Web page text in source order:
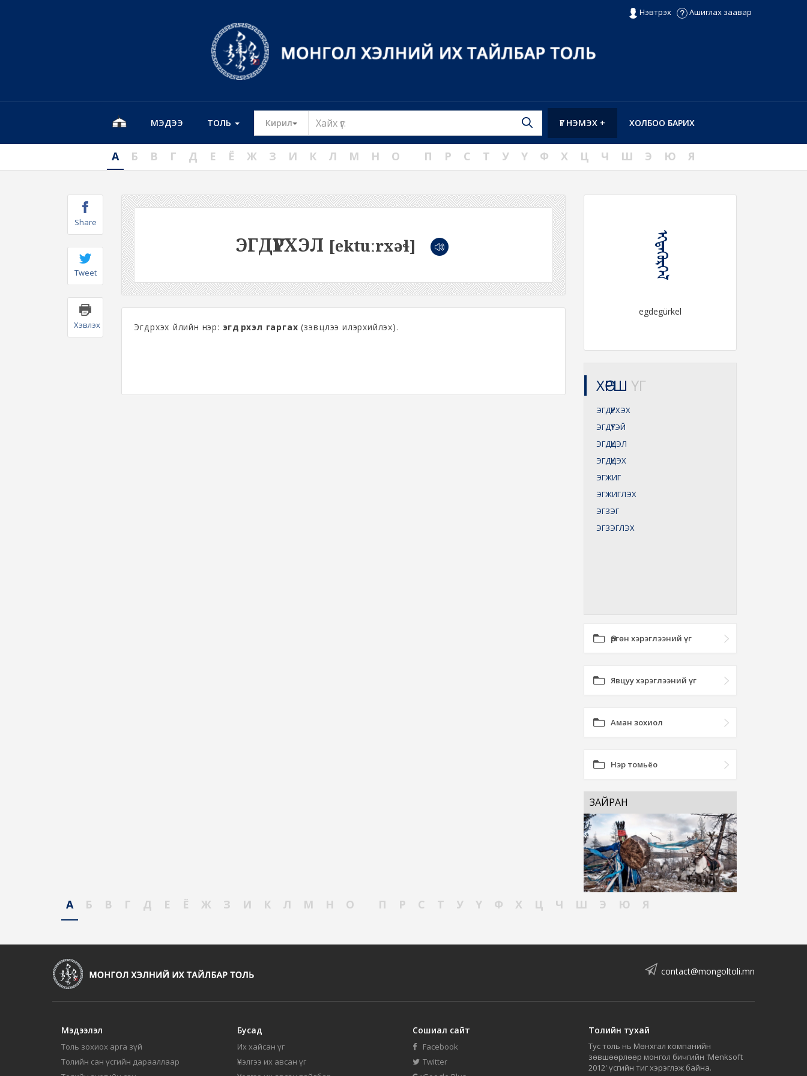
Нэвтрэх Ашиглах заавар
МЭДЭЭ ТОЛЬ Кирил Toggle Dropdown ХОЛБОО БАРИХ
ҮГ НЭМЭХ +
А Б В Г Д Е Ё Ж З И К Л М Н О П Р С Т У Ү Ф Х Ц Ч Ш Э Ю Я
Share
Tweet
Хэвлэх
ЭГДҮҮРХЭЛ [ektuːrxəɬ]
Эгдүүрхэх үйлийн нэр: эгдүүрхэл гаргах (зэвүүцлээ илэрхийлэх).
ᠡᠭᠳᠡᠭᠦᠷᠬᠡᠯ
egdegürkel
ХӨРШ ҮГ
ЭГДҮҮРХЭХ
ЭГДҮҮТЭЙ
ЭГДҮҮЦЭЛ
ЭГДҮҮЦЭХ
ЭГЖИГ
ЭГЖИГЛЭХ
ЭГЗЭГ
ЭГЗЭГЛЭХ
Өргөн хэрэглээний үг
Явцуу хэрэглээний үг
Аман зохиол
Нэр томьёо
ЗАЙРАН
А Б В Г Д Е Ё Ж З И К Л М Н О П Р С Т У Ү Ф Х Ц Ч Ш Э Ю Я
contact@mongoltoli.mn
Мэдээлэл
Толь зохиох арга зүй
Толийн сан үсгийн дарааллаар
Бусад
Их хайсан үг
Үнэлгээ их авсан үг
Сошиал сайт
Facebook
Twitter
Толийн тухай
Тус толь нь Мөнхгал компанийн
зөвшөөрлөөр монгол бичгийн 'Menksoft
2012' үсгийн тиг хэрэглэж байна.